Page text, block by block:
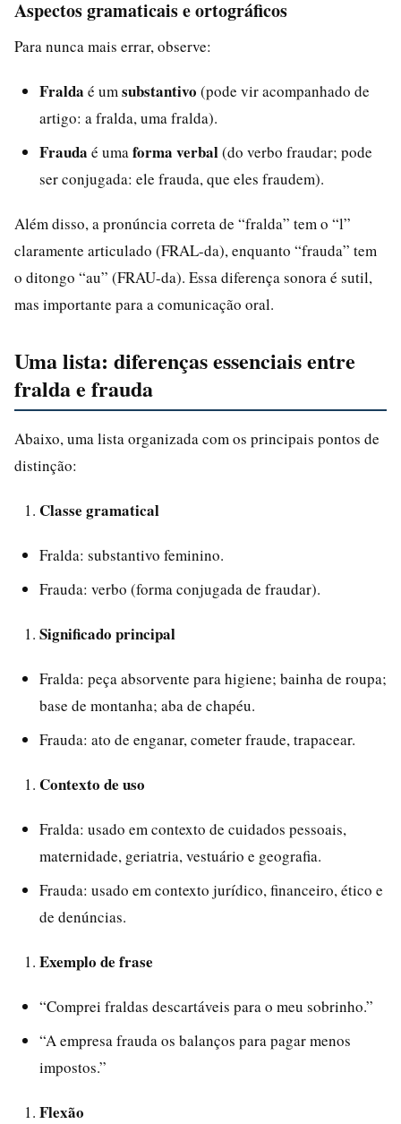
Aspectos gramaticais e ortográficos
Para nunca mais errar, observe:
Fralda é um substantivo (pode vir acompanhado de
artigo: a fralda, uma fralda).
Frauda é uma forma verbal(do verbo fraudar; pode
ser conjugada: ele frauda, que eles fraudem).
Além disso, a pronúncia correta de “fralda” tem o “l”
claramente articulado (FRAL-da), enquanto “frauda” tem
o ditongo “au” (FRAU-da). Essa diferença sonora é sutil,
mas importante para a comunicação oral.
Uma lista: diferenças essenciais entre
fralda e frauda
Abaixo, uma lista organizada com os principais pontos de
distinção:
Classe gramatical
Fralda: substantivo feminino.
Frauda: verbo (forma conjugada de fraudar).
Significado principal
Fralda: peça absorvente para higiene; bainha de roupa;
base de montanha; aba de chapéu.
Frauda: ato de enganar, cometer fraude, trapacear.
Contexto de uso
Fralda: usado em contexto de cuidados pessoais,
maternidade, geriatria, vestuário e geografia.
Frauda: usado em contexto jurídico, financeiro, ético e
de denúncias.
Exemplo de frase
“Comprei fraldas descartáveis para o meu sobrinho.”
“A empresa frauda os balanços para pagar menos
impostos.”
Flexão